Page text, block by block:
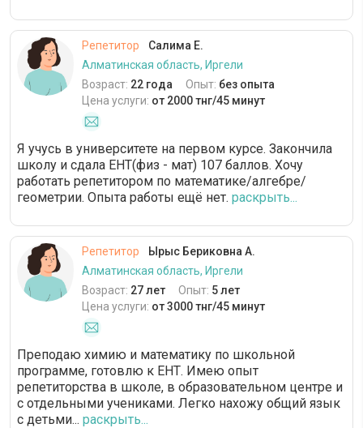
Репетитор
Салима Е.
Алматинская область, Иргели
Возраст: 22 года Опыт: без опыта
Цена услуги: от 2000 тнг/45 минут
Я учусь в университете на первом курсе. Закончила
школу и сдала ЕНТ(физ - мат) 107 баллов. Хочу
работать репетитором по математике/алгебре/
геометрии. Опыта работы ещё нет. раскрыть...
Репетитор
Ырыс Бериковна А.
Алматинская область, Иргели
Возраст: 27 лет Опыт: 5 лет
Цена услуги: от 3000 тнг/45 минут
Преподаю химию и математику по школьной
программе, готовлю к ЕНТ. Имею опыт
репетиторства в школе, в образовательном центре и
с отдельными учениками. Легко нахожу общий язык
с детьми... раскрыть...